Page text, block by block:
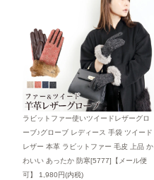
ラビットファー使いツイードレザーグロ
ーブ♪グローブ レディース 手袋 ツイード
レザー 本革 ラビットファー 毛皮 上品 か
わいい あったか 防寒[5777]【メール便
可】
1,980円(内税)